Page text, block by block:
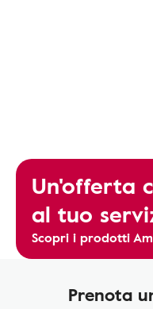
Un'offerta
al tuo
Scopri i prodotti
Prenota